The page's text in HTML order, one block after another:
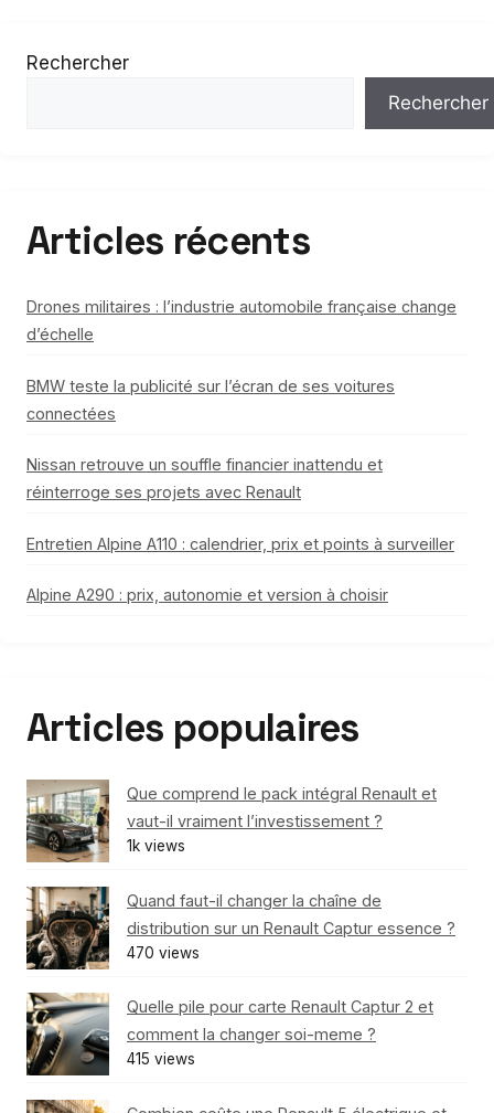
Rechercher
Rechercher
Articles récents
Drones militaires : l’industrie automobile française change
d’échelle
BMW teste la publicité sur l’écran de ses voitures
connectées
Nissan retrouve un souffle financier inattendu et
réinterroge ses projets avec Renault
Entretien Alpine A110 : calendrier, prix et points à surveiller
Alpine A290 : prix, autonomie et version à choisir
Articles populaires
Que comprend le pack intégral Renault et
vaut-il vraiment l’investissement ?
1k views
Quand faut-il changer la chaîne de
distribution sur un Renault Captur essence ?
470 views
Quelle pile pour carte Renault Captur 2 et
comment la changer soi-meme ?
415 views